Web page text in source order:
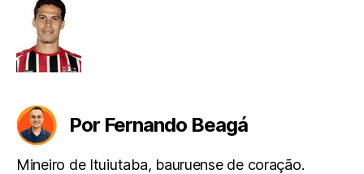
Por Fernando Beagá
Mineiro de Ituiutaba, bauruense de coração.